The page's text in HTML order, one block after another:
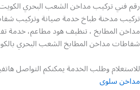
رقم فني تركيب مداخن الشعب البحري
تركيب مدخنة طباخ خدمة صيانة وتركيب
مداخن المطابخ ، تنظيف هود مطاعم، خدمة
شفاطات مداخن المطابخ الشعب البحري
للاستعلام وطلب الخدمة يمكنكم التواصل
مداخن سلوى